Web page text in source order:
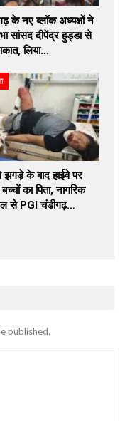
के नए ब्लॉक अध्यक्षों ने
सांसद दीपेंद्र हुड्डा से
लिया…
झगड़े के बाद हाईवे पर
का पिता, नागरिक
से PGI चंडीगढ़…
published.